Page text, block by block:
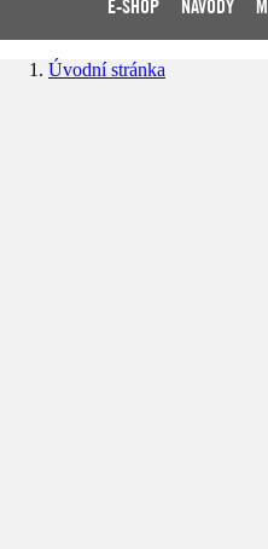
E-SHOP NÁVODY
Úvodní stránka